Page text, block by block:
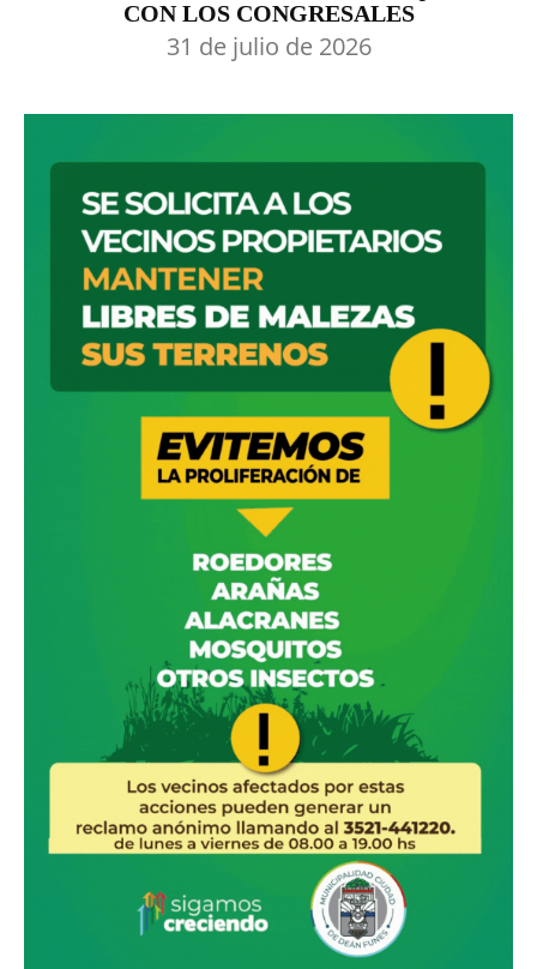
CON LOS CONGRESALES
31 de julio de 2026